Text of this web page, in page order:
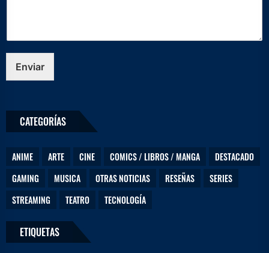
Enviar
CATEGORÍAS
ANIME ARTE CINE COMICS / LIBROS / MANGA
DESTACADO
GAMING
MUSICA OTRAS NOTICIAS RESEÑAS
SERIES
STREAMING
TEATRO TECNOLOGÍA
ETIQUETAS